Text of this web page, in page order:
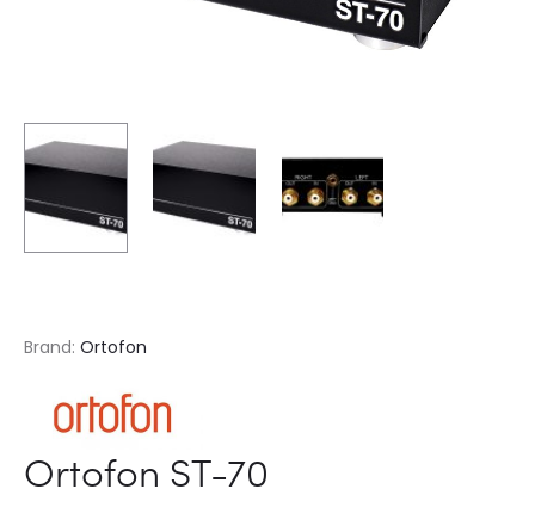
Brand: Ortofon
Ortofon ST-70